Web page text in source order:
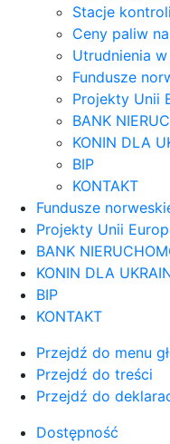
Stacje
Ceny paliw
Utrudnienia
Fundusze
Projekty Unii
BANK
KONIN DLA
BIP
KONTAKT
Fundusze
Projekty Unii
BANK
KONIN DLA
BIP
KONTAKT
Przejdź do menu
Przejdź do treści
Przejdź do
Dostępność